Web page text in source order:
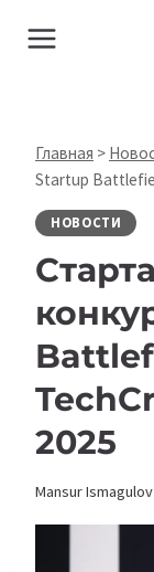
Главная >
Startup
НОВОСТИ
2025
Mansur Ismagulov